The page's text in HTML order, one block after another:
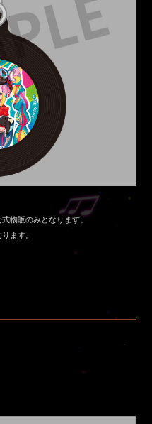
物販のみとなります。
ます。